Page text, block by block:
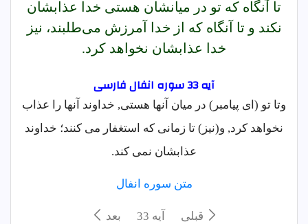
تا آنگاه كه تو در ميانشان هستى خدا عذابشان
نكند و تا آنگاه كه از خدا آمرزش مى‌طلبند، نيز
خدا عذابشان نخواهد كرد.
آیه 33 سوره انفال فارسى
وتا تو (ای پیامبر) در میان آنها هستی, خداوند آنها را عذاب
نخواهد کرد, و(نیز) تا زمانی که استغفار می کنند؛ خداوند
عذابشان نمی کند.
متن سوره انفال
قبلی آيه 33 بعد